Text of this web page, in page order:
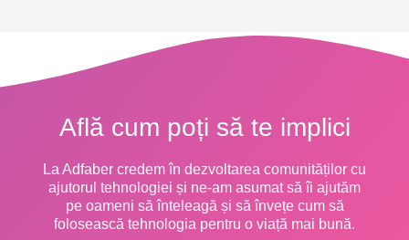
Află cum poți să te implici
La Adfaber credem în dezvoltarea comunităților cu
ajutorul tehnologiei și ne-am asumat să îi ajutăm
pe oameni să înteleagă și să învețe cum să
folosească tehnologia pentru o viață mai bună.